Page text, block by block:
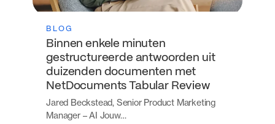
BLOG
Binnen enkele minuten
gestructureerde antwoorden uit
duizenden documenten met
NetDocuments Tabular Review
Jared Beckstead, Senior Product Marketing
Manager – AI Jouw…